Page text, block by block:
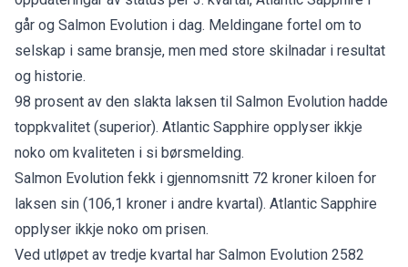
går og Salmon Evolution i dag. Meldingane fortel om to
selskap i same bransje, men med store skilnadar i resultat
og historie.
98 prosent av den slakta laksen til Salmon Evolution hadde
toppkvalitet (superior). Atlantic Sapphire opplyser ikkje
noko om kvaliteten i si børsmelding.
Salmon Evolution fekk i gjennomsnitt 72 kroner kiloen for
laksen sin (106,1 kroner i andre kvartal). Atlantic Sapphire
opplyser ikkje noko om prisen.
Ved utløpet av tredje kvartal har Salmon Evolution 2582